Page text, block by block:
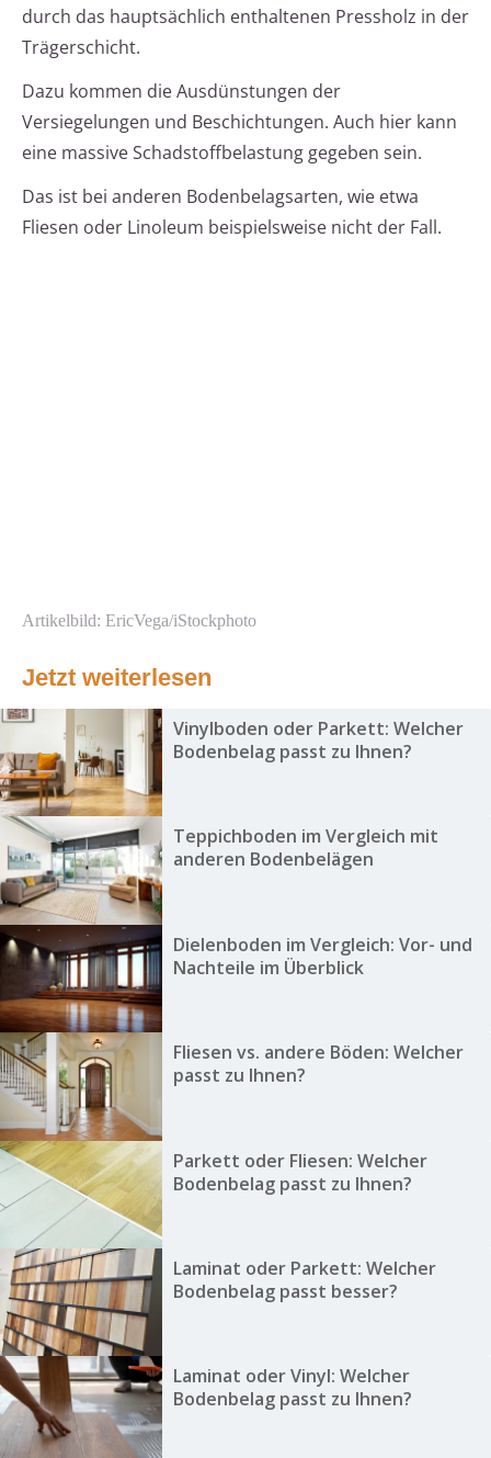
durch das hauptsächlich enthaltenen Pressholz in der
Trägerschicht.
Dazu kommen die Ausdünstungen der
Versiegelungen und Beschichtungen. Auch hier kann
eine massive Schadstoffbelastung gegeben sein.
Das ist bei anderen Bodenbelagsarten, wie etwa
Fliesen oder Linoleum beispielsweise nicht der Fall.
Artikelbild: EricVega/iStockphoto
Jetzt weiterlesen
Vinylboden oder Parkett: Welcher
Bodenbelag passt zu Ihnen?
Teppichboden im Vergleich mit
anderen Bodenbelägen
Dielenboden im Vergleich: Vor- und
Nachteile im Überblick
Fliesen vs. andere Böden: Welcher
passt zu Ihnen?
Parkett oder Fliesen: Welcher
Bodenbelag passt zu Ihnen?
Laminat oder Parkett: Welcher
Bodenbelag passt besser?
Laminat oder Vinyl: Welcher
Bodenbelag passt zu Ihnen?